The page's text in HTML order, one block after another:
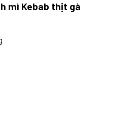
mì Kebab thịt gà